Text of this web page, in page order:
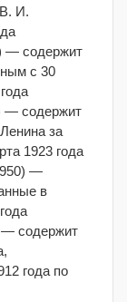
И.
— содержит
с 30
— содержит
за
1923 года
—
в
— содержит
года по